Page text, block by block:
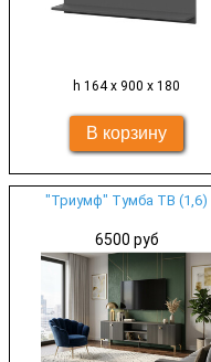
h 164 х 900 х 180
"Триумф" Тумба ТВ (1,6)
6500 руб